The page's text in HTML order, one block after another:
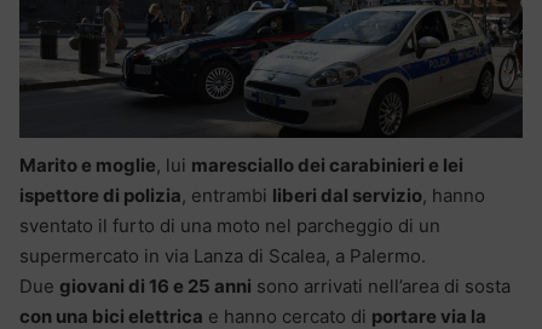
Marito e moglie, lui maresciallo dei carabinieri e lei
ispettore di polizia, entrambi liberi dal servizio, hanno
sventato il furto di una moto nel parcheggio di un
supermercato in via Lanza di Scalea, a Palermo.
Due giovani di 16 e 25 anni sono arrivati nell’area di sosta
con una bici elettrica e hanno cercato di portare via la